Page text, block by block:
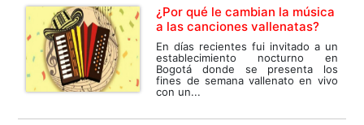
¿Por qué le cambian la música
a las canciones vallenatas?
En días recientes fui invitado a un
establecimiento nocturno en
Bogotá donde se presenta los
fines de semana vallenato en vivo
con un...